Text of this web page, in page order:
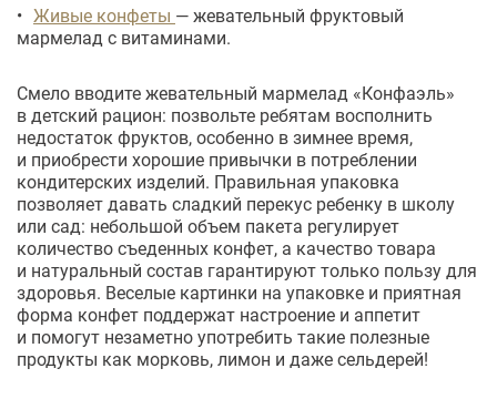
Живые конфеты — жевательный фруктовый
мармелад с витаминами.
Смело вводите жевательный мармелад «Конфаэль»
в детский рацион: позвольте ребятам восполнить
недостаток фруктов, особенно в зимнее время,
и приобрести хорошие привычки в потреблении
кондитерских изделий. Правильная упаковка
позволяет давать сладкий перекус ребенку в школу
или сад: небольшой объем пакета регулирует
количество съеденных конфет, а качество товара
и натуральный состав гарантируют только пользу для
здоровья. Веселые картинки на упаковке и приятная
форма конфет поддержат настроение и аппетит
и помогут незаметно употребить такие полезные
продукты как морковь, лимон и даже сельдерей!